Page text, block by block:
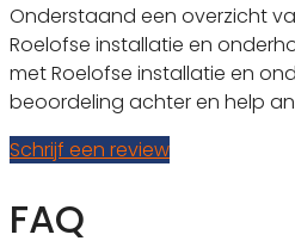
Onderstaand een overzicht
Roelofse installatie en
met Roelofse installatie en
beoordeling achter en help
Schrijf een review
FAQ